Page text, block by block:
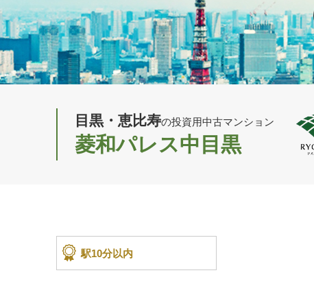
目黒・恵比寿の投資用中古マンション
菱和パレス中目黒
駅10分以内